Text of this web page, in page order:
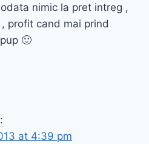
nimic la pret intreg ,
profit cand mai prind
🙂
at 4:39 pm